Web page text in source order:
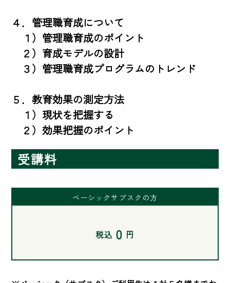
４．管理職育成について
１）管理職育成のポイント
２）育成モデルの設計
３）管理職育成プログラムのトレンド
５．教育効果の測定方法
１）現状を把握する
２）効果把握のポイント
受講料
ベーシックサブスクの方
税込 0 円